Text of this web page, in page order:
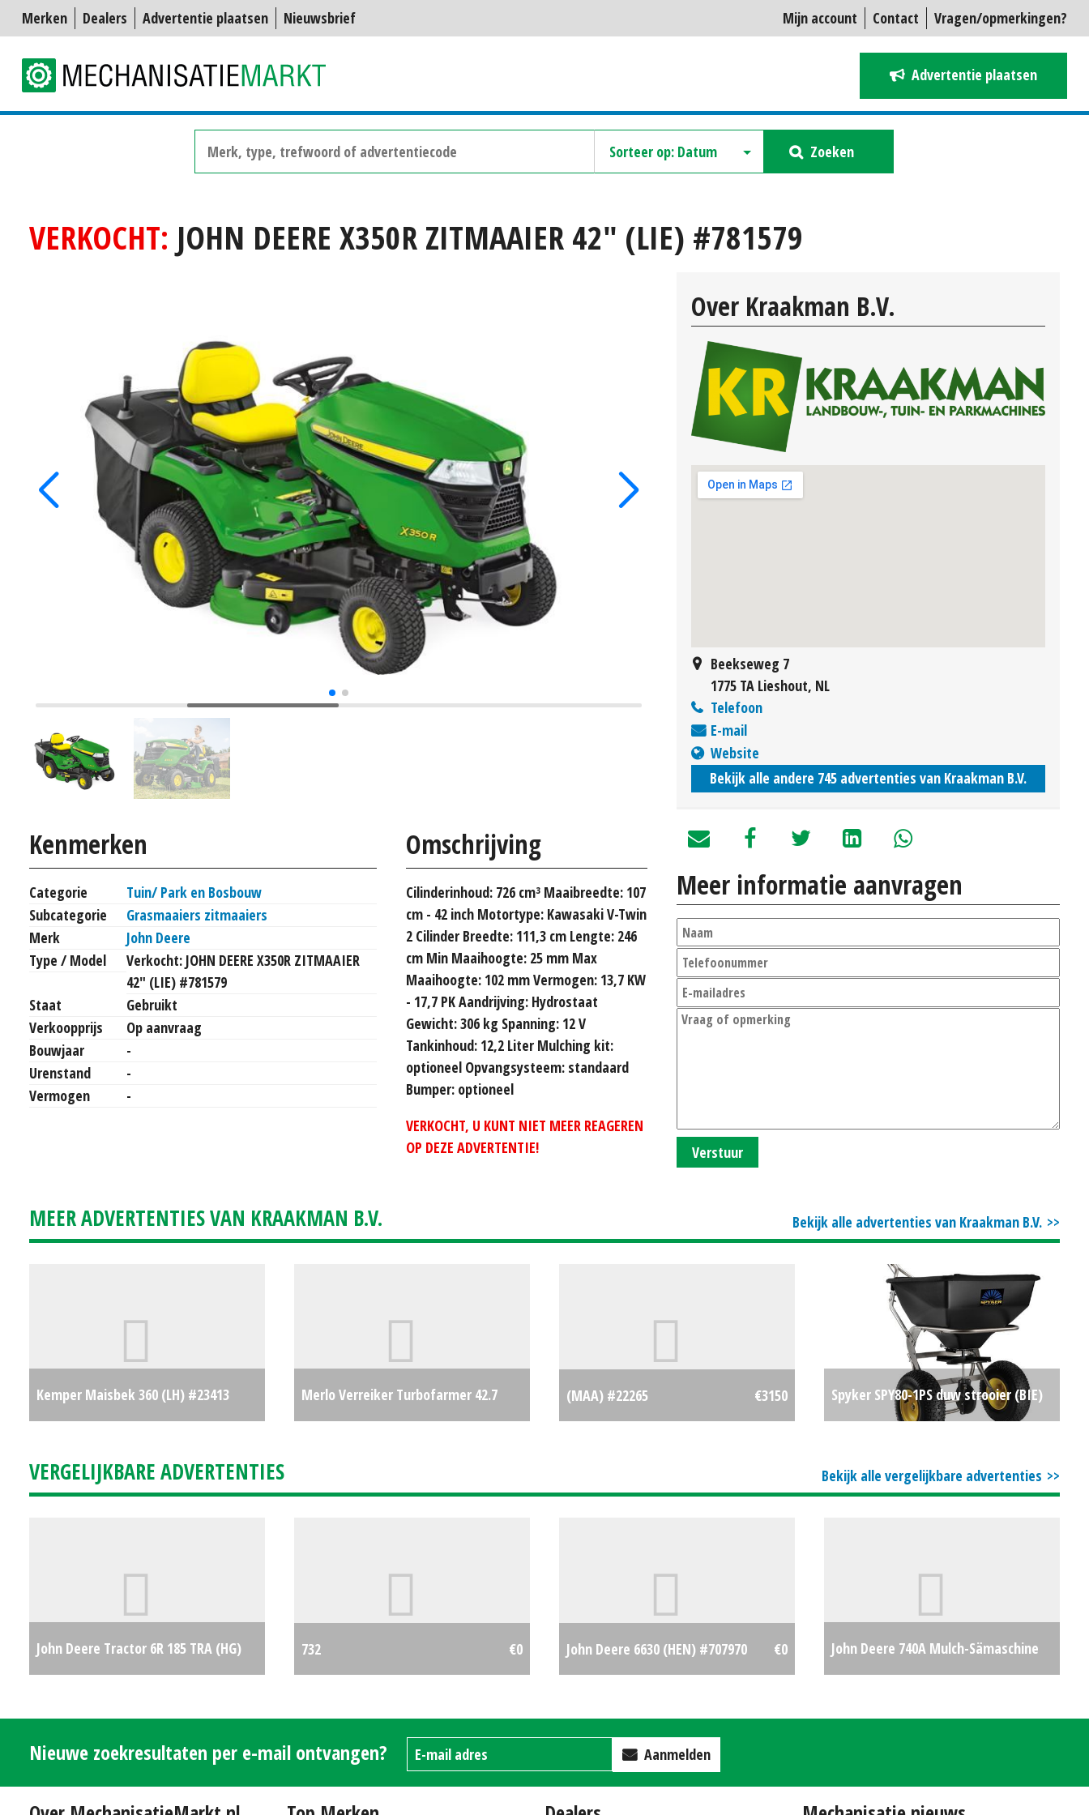
Mijn account Contact Vragen/opmerkingen?
Merken Dealers Advertentie plaatsen Nieuwsbrief
Advertentie plaatsen
Zoeken
VERKOCHT: JOHN DEERE X350R ZITMAAIER 42" (LIE) #781579
Kenmerken
Categorie
Tuin/ Park en Bosbouw
Subcategorie
Grasmaaiers zitmaaiers
Merk
John Deere
Type / Model
Verkocht: JOHN DEERE X350R ZITMAAIER
42" (LIE) #781579
Staat
Gebruikt
Verkoopprijs
Op aanvraag
Bouwjaar
-
Urenstand
-
Vermogen
-
Omschrijving
Cilinderinhoud: 726 cm³ Maaibreedte: 107
cm - 42 inch Motortype: Kawasaki V-Twin
2 Cilinder Breedte: 111,3 cm Lengte: 246
cm Min Maaihoogte: 25 mm Max
Maaihoogte: 102 mm Vermogen: 13,7 KW
- 17,7 PK Aandrijving: Hydrostaat
Gewicht: 306 kg Spanning: 12 V
Tankinhoud: 12,2 Liter Mulching kit:
optioneel Opvangsysteem: standaard
Bumper: optioneel
VERKOCHT, U KUNT NIET MEER REAGEREN
OP DEZE ADVERTENTIE!
Over Kraakman B.V.
Beekseweg 7
1775 TA Lieshout, NL
Telefoon
E-mail
Website
Bekijk alle andere 745 advertenties van Kraakman B.V.
Meer informatie aanvragen
Verstuur
Bekijk alle advertenties van Kraakman B.V.
MEER ADVERTENTIES VAN KRAAKMAN B.V.
Kemper Maisbek 360 (LH) #23413
Merlo Verreiker Turbofarmer 42.7
(MAA) #22265 €3150
Spyker SPY80-1PS duw strooier (BIE)
Bekijk alle vergelijkbare advertenties
VERGELIJKBARE ADVERTENTIES
John Deere Tractor 6R 185 TRA (HG)
732 €0 John Deere 6630 (HEN) #707970 €0
John Deere 740A Mulch-Sämaschine
Nieuwe zoekresultaten per e-mail ontvangen? Aanmelden